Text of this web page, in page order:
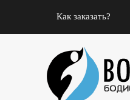
Как заказать?